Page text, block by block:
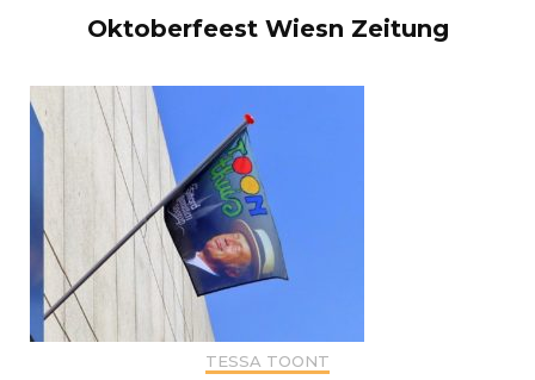
Oktoberfeest Wiesn Zeitung
TESSA TOONT